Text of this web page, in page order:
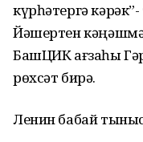
күрһәтергә
Йәшертен
БашЦИК ағзаһы
рөхсәт бирә.
Ленин бабай тыныс